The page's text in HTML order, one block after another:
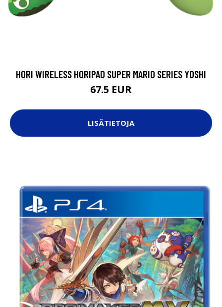
HORI WIRELESS HORIPAD SUPER MARIO SERIES YOSHI
67.5 EUR
LISÄTIETOJA